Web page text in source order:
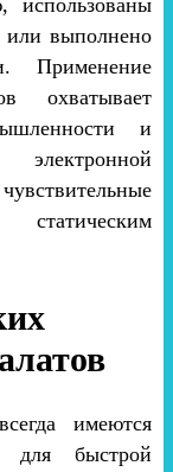
или выполнено
Применение
охватывает
и
имеются
для быстрой